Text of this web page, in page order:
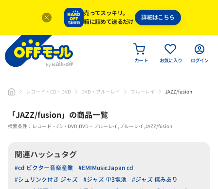
売ってスッキリ。
箱に詰めて送るだけ
詳細はこちら
カート お気に入り ログイン
レコード・CD・DVD DVD・ブルーレイ ブルーレイ JAZZ/fusion
「JAZZ/fusion」 の商品一覧
検索条件：レコード・CD・DVD,DVD・ブルーレイ,ブルーレイ,JAZZ/fusion
関連ハッシュタグ
#cd ビクター音楽産業
#EMIMusicJapan cd
#シュリンク付き ジャズ
#ジャズ 単3電池
#ジャズ 傷みあり